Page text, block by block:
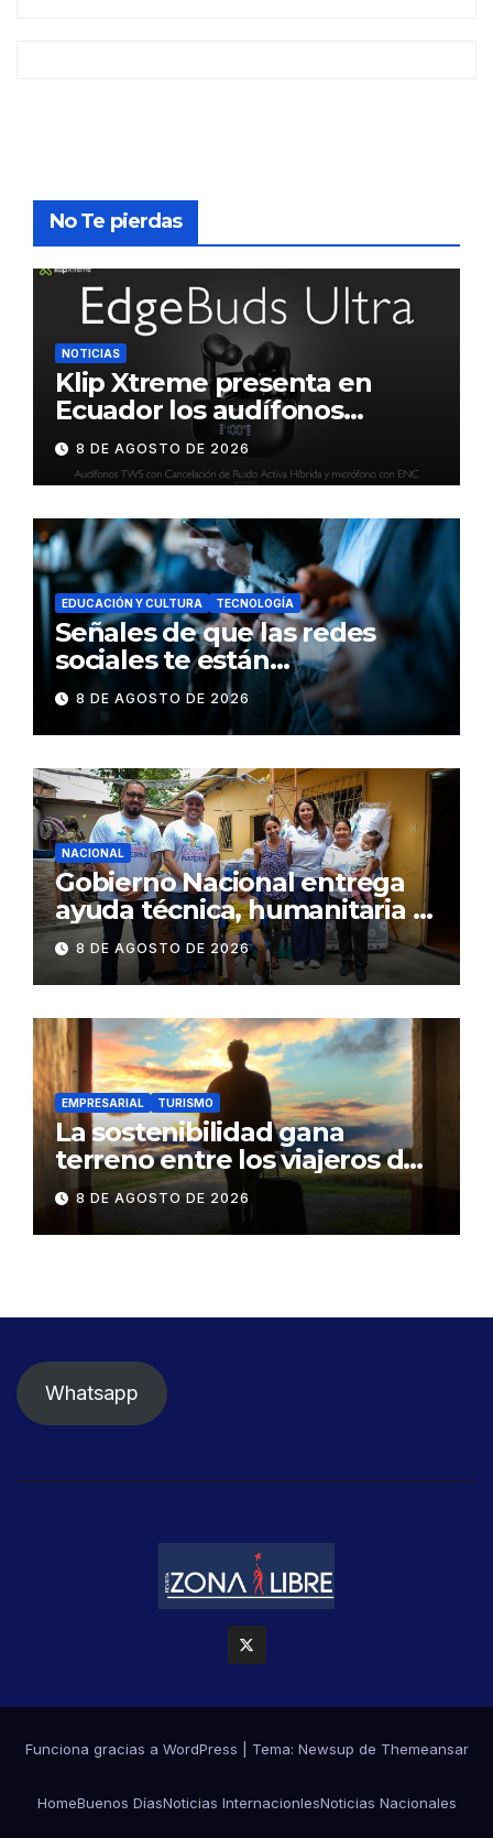
No Te pierdas
NOTICIAS
Klip Xtreme presenta en
Ecuador los audífonos
DynaBuds con sonido
inteligente y control táctil
8 DE AGOSTO DE 2026
EDUCACIÓN Y CULTURA TECNOLOGÍA
Señales de que las redes
sociales te están
consumiendo
8 DE AGOSTO DE 2026
NACIONAL
Gobierno Nacional entrega
ayuda técnica, humanitaria y
Bono Joaquín Gallegos Lara a
familia en situación de
vulnerabilidad
8 DE AGOSTO DE 2026
EMPRESARIAL TURISMO
La sostenibilidad gana
terreno entre los viajeros de
negocios
8 DE AGOSTO DE 2026
Whatsapp
Funciona gracias a WordPress Tema: Newsup de Themeansar
HomeBuenos DíasNoticias InternacionlesNoticias Nacionales